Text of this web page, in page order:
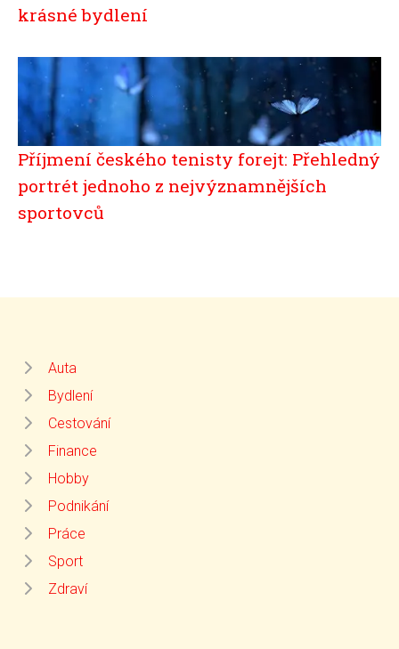
krásné bydlení
Příjmení českého tenisty forejt: Přehledný
portrét jednoho z nejvýznamnějších
sportovců
Auta
Bydlení
Cestování
Finance
Hobby
Podnikání
Práce
Sport
Zdraví